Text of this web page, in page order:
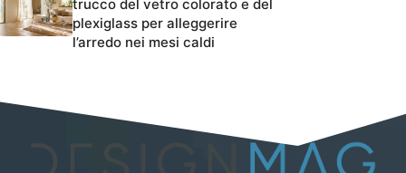
trucco del vetro colorato e del
plexiglass per alleggerire
l’arredo nei mesi caldi